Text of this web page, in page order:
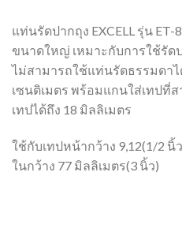
แท่นรัดปากถุง EXCELL รุ่น
ขนาดใหญ่ เหมาะกับการใช้รั
ไม่สามารถใช้แท่นรัดธรรมดาไ
เซนติเมตร พร้อมแกนใส่เทปที่
เทปได้ถึง 18 มิลลิเมตร
ใช้กับเทปหน้ากว้าง 9,12(1/2 นิ้
ในกว้าง 77 มิลลิเมตร(3 นิ้ว)